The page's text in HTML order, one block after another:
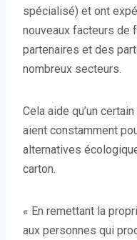
spécialisé) et ont
nouveaux facteurs de
partenaires et des
nombreux secteurs.
Cela aide qu’un
aient constamment
alternatives
carton.
« En remettant la
aux personnes qui